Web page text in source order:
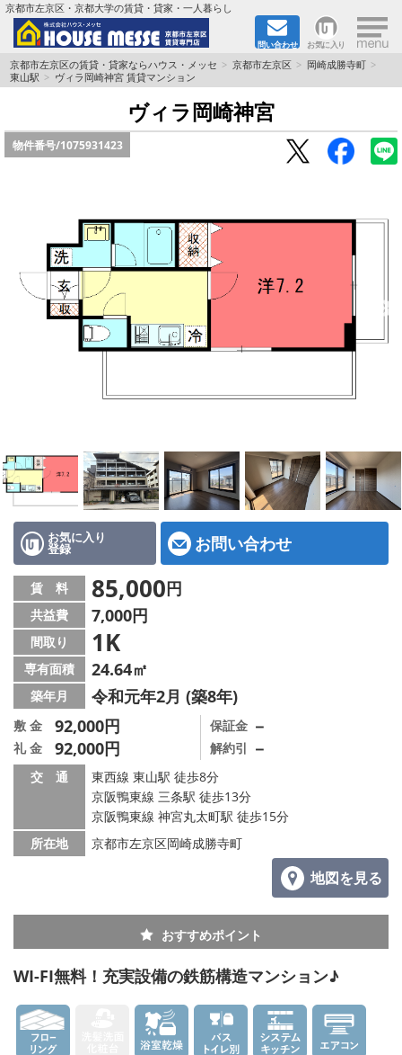
京都市左京区・京都大学の賃貸・貸家・一人暮らし
問い合わせ お気に入り ×
TOPページ
地域から検索
書類DL & 入居者さまへ
家族で住むならマンション？賃家？
一人暮らしの物件特集
ハウスメーカー施工特集！
路線·駅から探す
IT重説について
スタッフ紹介
賃貸管理の北白川店
店舗情報·アクセス
会社概要
メールでお問い合わせ
京都市左京区の賃貸・貸家ならハウス・メッセ 京都市左京区
岡崎成勝寺町
東山駅
ヴィラ岡崎神宮 賃貸マンション
ヴィラ岡崎神宮
物件番号/1075931423
お気に入り
登録 お問い合わせ
賃 料 85,000円
共益費 7,000円
間取り 1K
専有面積 24.64㎡
築年月 令和元年2月 (築8年)
敷 金 92,000円
礼 金 92,000円
保証金 －
解約引 －
交 通
東西線 東山駅 徒歩8分
京阪鴨東線 三条駅 徒歩13分
京阪鴨東線 神宮丸太町駅 徒歩15分
所在地
京都市左京区岡崎成勝寺町
地図を見る
おすすめポイント
WI-FI無料！充実設備の鉄筋構造マンション♪